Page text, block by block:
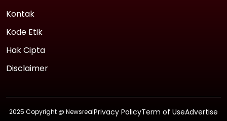
Kontak
Kode Etik
Hak Cipta
Disclaimer
2025 Copyright @ NewsrealPrivacy PolicyTerm of UseAdvertise